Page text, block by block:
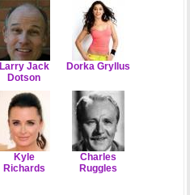
Larry Jack
Dotson
Dorka Gryllus
Kyle
Richards
Charles
Ruggles